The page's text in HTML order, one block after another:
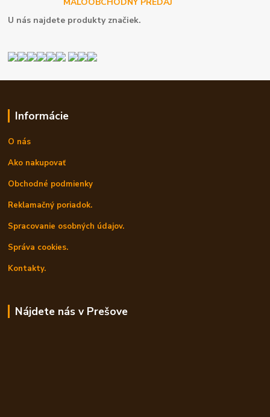
MALOOBCHODNÝ PREDAJ
U nás najdete produkty značiek.
Informácie
O nás
Ako nakupovať
Obchodné podmienky
Reklamačný poriadok.
Spracovanie osobných údajov.
Správa cookies.
Kontakty.
Nájdete nás v Prešove